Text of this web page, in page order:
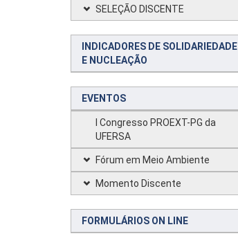
SELEÇÃO DISCENTE
INDICADORES DE SOLIDARIEDADE
E NUCLEAÇÃO
EVENTOS
I Congresso PROEXT-PG da
UFERSA
Fórum em Meio Ambiente
Momento Discente
FORMULÁRIOS ON LINE